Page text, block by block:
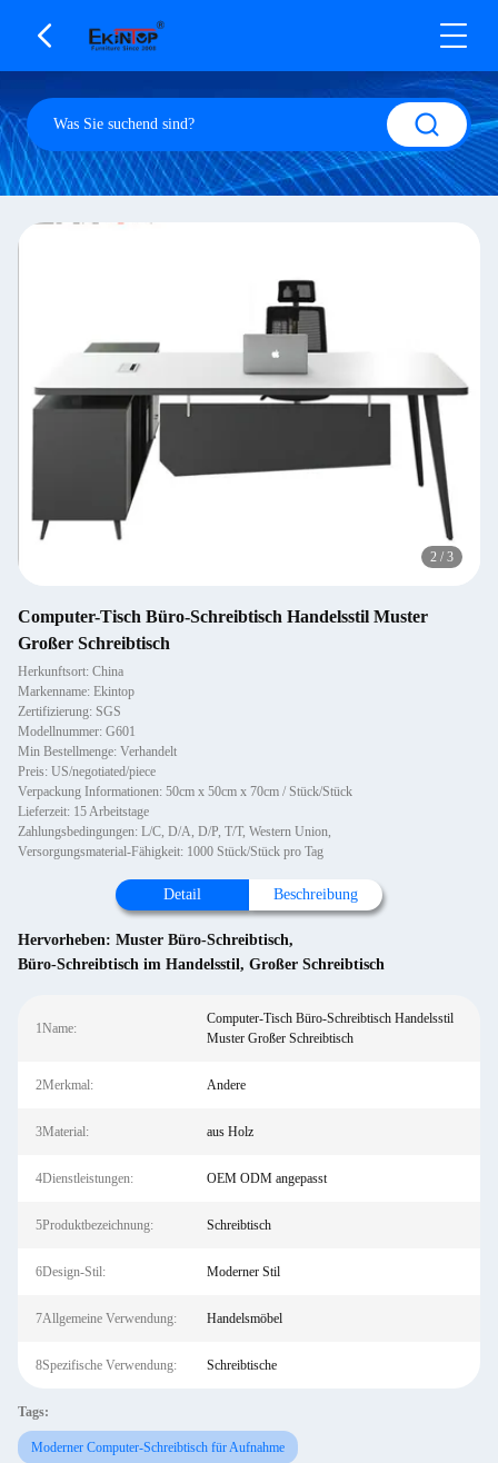
2 / 3
Computer-Tisch Büro-Schreibtisch Handelsstil Muster
Großer Schreibtisch
Herkunftsort: China
Markenname: Ekintop
Zertifizierung: SGS
Modellnummer: G601
Min Bestellmenge: Verhandelt
Preis: US/negotiated/piece
Verpackung Informationen: 50cm x 50cm x 70cm / Stück/Stück
Lieferzeit: 15 Arbeitstage
Zahlungsbedingungen: L/C, D/A, D/P, T/T, Western Union,
Versorgungsmaterial-Fähigkeit: 1000 Stück/Stück pro Tag
Detail Beschreibung
Hervorheben: Muster Büro-Schreibtisch,
Büro-Schreibtisch im Handelsstil, Großer Schreibtisch
1Name:
Computer-Tisch Büro-Schreibtisch Handelsstil
Muster Großer Schreibtisch
2Merkmal: Andere
3Material: aus Holz
4Dienstleistungen: OEM ODM angepasst
5Produktbezeichnung: Schreibtisch
6Design-Stil: Moderner Stil
7Allgemeine Verwendung: Handelsmöbel
8Spezifische Verwendung: Schreibtische
Tags:
Moderner Computer-Schreibtisch für Aufnahme